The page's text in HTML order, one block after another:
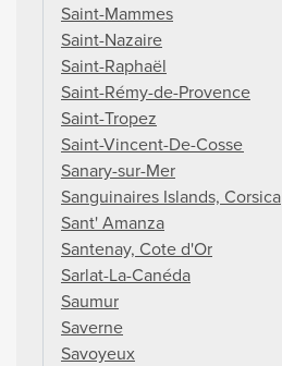
Saint-Mammes
Saint-Nazaire
Saint-Raphaël
Saint-Rémy-de-Provence
Saint-Tropez
Saint-Vincent-De-Cosse
Sanary-sur-Mer
Sanguinaires Islands, Corsica
Sant' Amanza
Santenay, Cote d'Or
Sarlat-La-Canéda
Saumur
Saverne
Savoyeux